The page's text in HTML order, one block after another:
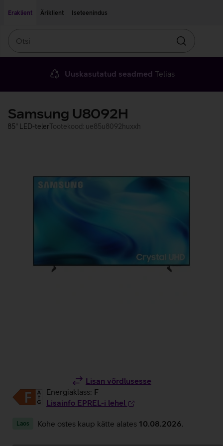
Eraklient
Äriklient Iseteenindus
Otsin
Uuskasutatud seadmed Telias
Samsung U8092H
85" LED-telerTootekood: ue85u8092huxxh
Lisan võrdlusesse
Energiaklass: F
Lisainfo EPREL-i lehel
Laos Kohe ostes kaup kätte alates 10.08.2026